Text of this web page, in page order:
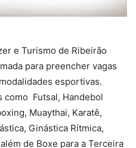
e Turismo de Ribeirão
para preencher vagas
esportivas.
como Futsal, Handebol
Muaythai, Karatê,
Ginástica Rítmica,
de Boxe para a Terceira